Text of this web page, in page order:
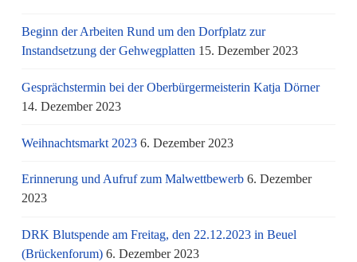
Beginn der Arbeiten Rund um den Dorfplatz zur
Instandsetzung der Gehwegplatten 15. Dezember 2023
Gesprächstermin bei der Oberbürgermeisterin Katja Dörner
14. Dezember 2023
Weihnachtsmarkt 2023 6. Dezember 2023
Erinnerung und Aufruf zum Malwettbewerb 6. Dezember
2023
DRK Blutspende am Freitag, den 22.12.2023 in Beuel
(Brückenforum) 6. Dezember 2023